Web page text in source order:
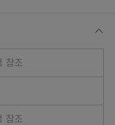
참조
참조